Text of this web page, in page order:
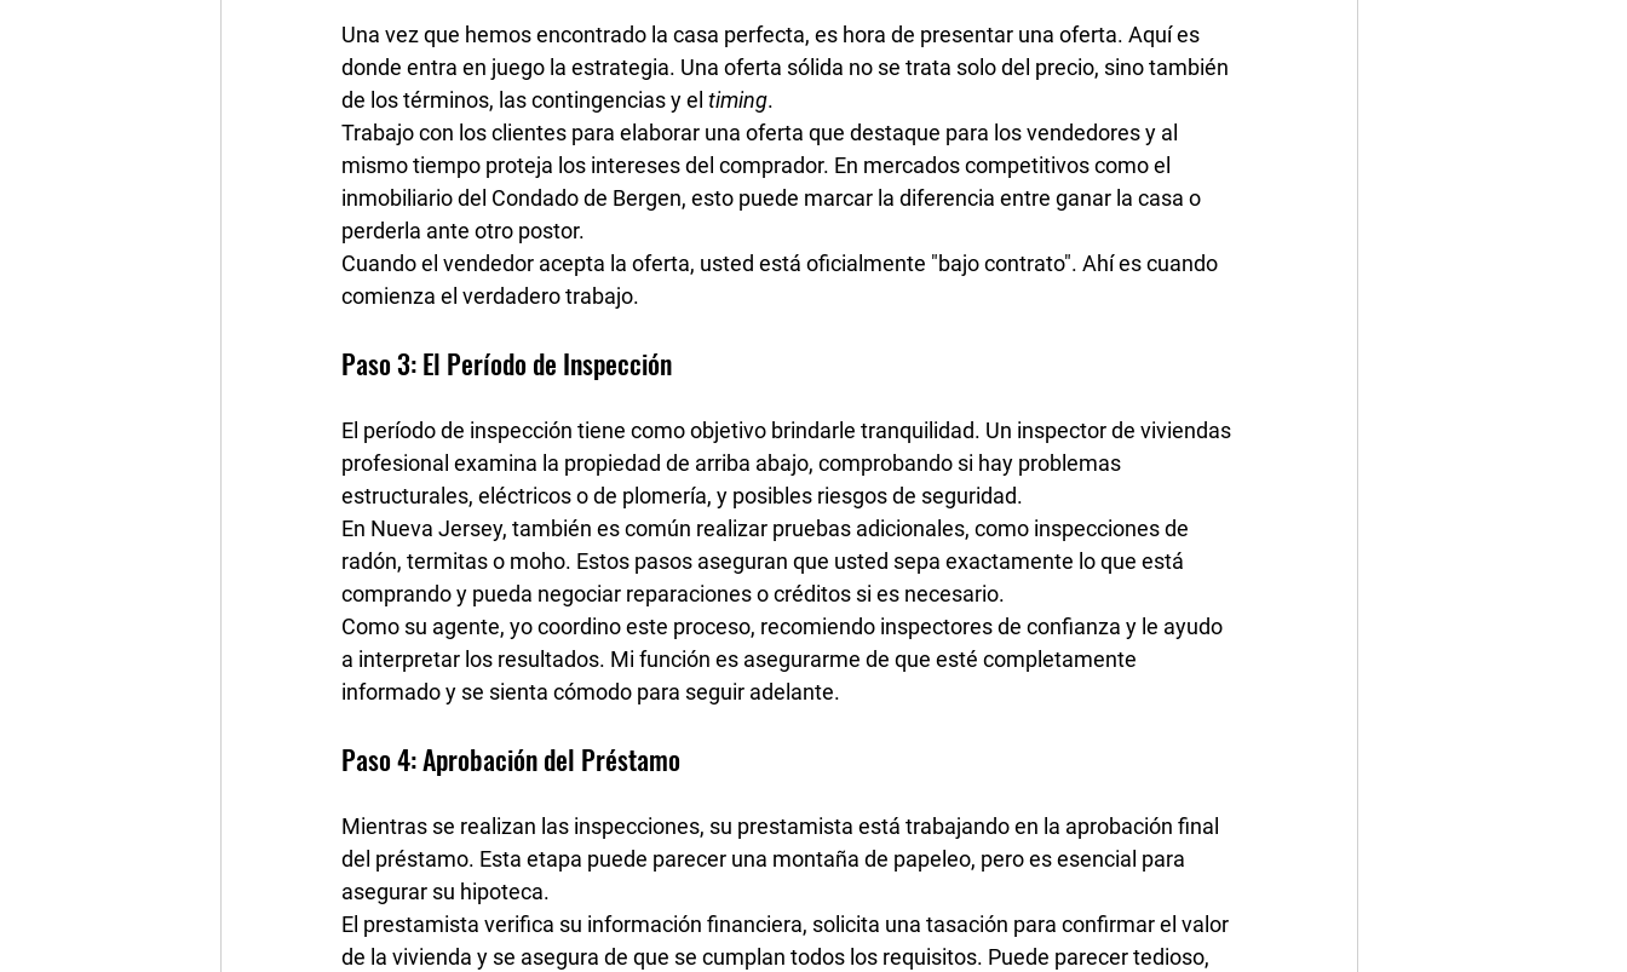
Una vez que hemos encontrado la casa perfecta, es hora de presentar una oferta. Aquí es
donde entra en juego la estrategia. Una oferta sólida no se trata solo del precio, sino también
de los términos, las contingencias y el timing.
Trabajo con los clientes para elaborar una oferta que destaque para los vendedores y al
mismo tiempo proteja los intereses del comprador. En mercados competitivos como el
inmobiliario del Condado de Bergen, esto puede marcar la diferencia entre ganar la casa o
perderla ante otro postor.
Cuando el vendedor acepta la oferta, usted está oficialmente "bajo contrato". Ahí es cuando
comienza el verdadero trabajo.
Paso 3: El Período de Inspección
El período de inspección tiene como objetivo brindarle tranquilidad. Un inspector de viviendas
profesional examina la propiedad de arriba abajo, comprobando si hay problemas
estructurales, eléctricos o de plomería, y posibles riesgos de seguridad.
En Nueva Jersey, también es común realizar pruebas adicionales, como inspecciones de
radón, termitas o moho. Estos pasos aseguran que usted sepa exactamente lo que está
comprando y pueda negociar reparaciones o créditos si es necesario.
Como su agente, yo coordino este proceso, recomiendo inspectores de confianza y le ayudo
a interpretar los resultados. Mi función es asegurarme de que esté completamente
informado y se sienta cómodo para seguir adelante.
Paso 4: Aprobación del Préstamo
Mientras se realizan las inspecciones, su prestamista está trabajando en la aprobación final
del préstamo. Esta etapa puede parecer una montaña de papeleo, pero es esencial para
asegurar su hipoteca.
El prestamista verifica su información financiera, solicita una tasación para confirmar el valor
de la vivienda y se asegura de que se cumplan todos los requisitos. Puede parecer tedioso,